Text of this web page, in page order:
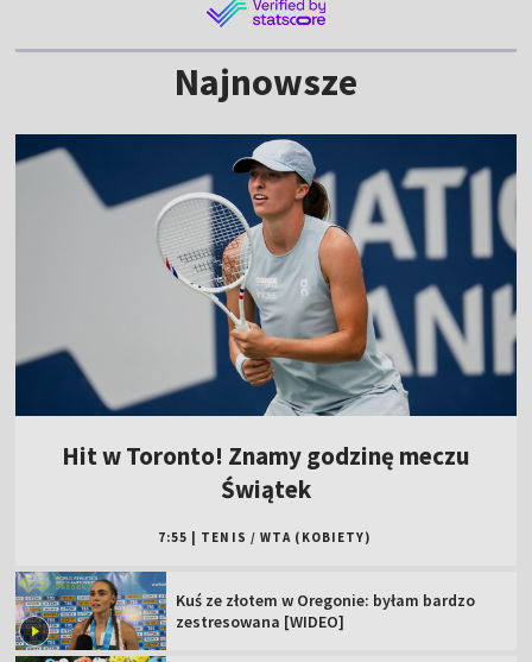
Najnowsze
Hit w Toronto! Znamy godzinę meczu
Świątek
7:55 TENIS / WTA (KOBIETY)
Kuś ze złotem w Oregonie: byłam bardzo
zestresowana [WIDEO]